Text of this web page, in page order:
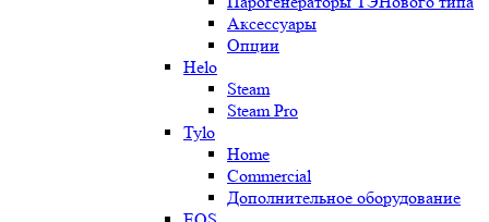
Аксессуары
Опции
Helo
Steam
Steam Pro
Tylo
Home
Commercial
Дополнительное оборудование